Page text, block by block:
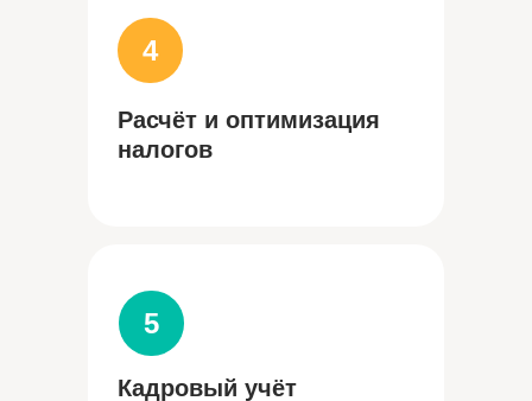
Кадровый учёт
5
Расчёт и оптимизация
налогов
4